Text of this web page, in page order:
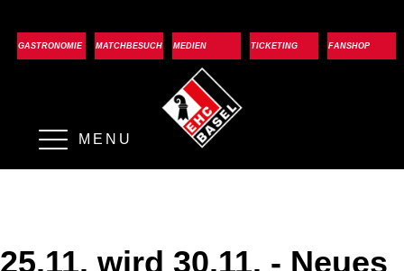
GASTRONOMIE MATCHBESUCH MEDIEN TICKETING FANSHOP
MENU
25.11. wird 30.11. - Neues